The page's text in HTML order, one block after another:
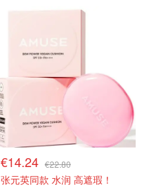
€14.24 €22.80
张元英同款 水润 高遮瑕！